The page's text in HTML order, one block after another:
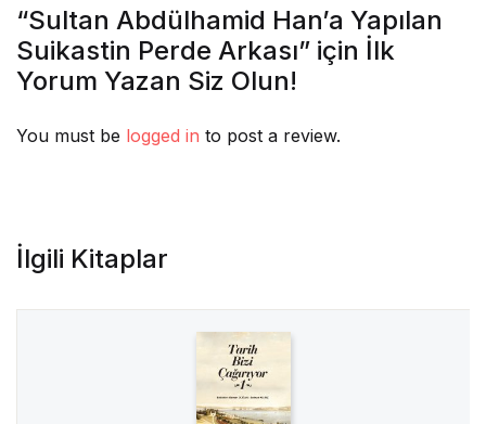
“Sultan Abdülhamid Han’a Yapılan
Suikastin Perde Arkası” için İlk
Yorum Yazan Siz Olun!
You must be logged in to post a review.
İlgili Kitaplar